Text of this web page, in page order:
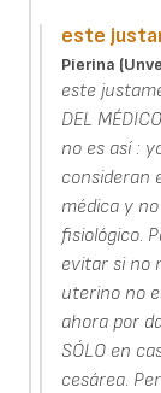
este
Pierina
este
DEL
no es así :
consideran
médica y
fisiológico.
evitar si no
uterino no
ahora por
SÓLO en
cesárea.